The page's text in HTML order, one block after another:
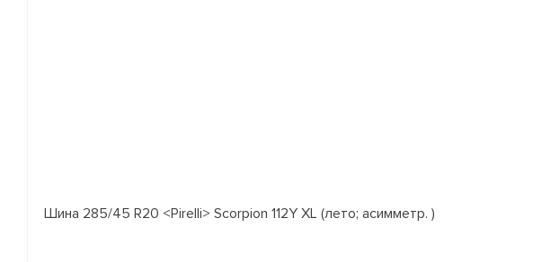
Шина 285/45 R20 <Pirelli> Scorpion 112Y XL (лето; асимметр. )